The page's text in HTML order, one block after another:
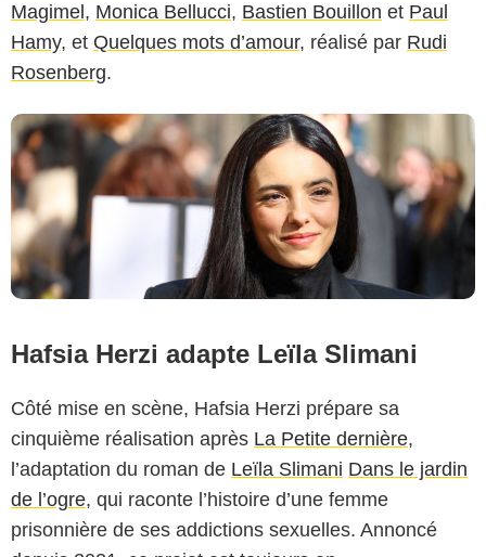
Magimel, Monica Bellucci, Bastien Bouillon et Paul
Hamy, et Quelques mots d’amour, réalisé par Rudi
Rosenberg.
Hafsia Herzi adapte Leïla Slimani
Côté mise en scène, Hafsia Herzi prépare sa
cinquième réalisation après La Petite dernière,
l’adaptation du roman de Leïla Slimani Dans le jardin
de l’ogre, qui raconte l’histoire d’une femme
prisonnière de ses addictions sexuelles. Annoncé